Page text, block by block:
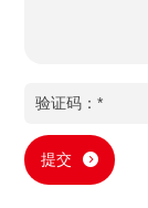
提交